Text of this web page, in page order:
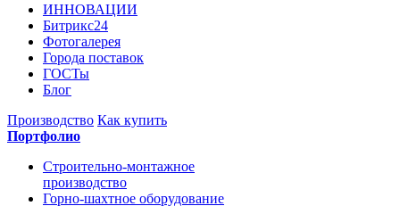
ИННОВАЦИИ
Битрикс24
Фотогалерея
Города поставок
ГОСТы
Блог
Производство Как купить
Портфолио
Строительно-монтажное
производство
Горно-шахтное оборудование